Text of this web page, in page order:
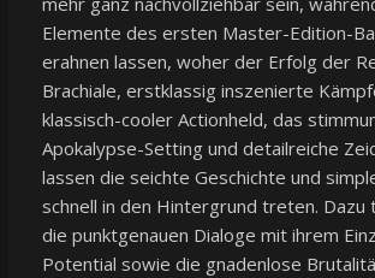
Elemente des ersten Master-Edition-
erahnen lassen, woher der Erfolg der
Brachiale, erstklassig inszenierte
klassisch-cooler Actionheld, das
Apokalypse-Setting und detailreiche
lassen die seichte Geschichte und
schnell in den Hintergrund treten. Dazu
die punktgenauen Dialoge mit ihrem
Potential sowie die gnadenlose